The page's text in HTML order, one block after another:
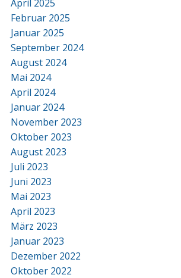
April 2025
Februar 2025
Januar 2025
September 2024
August 2024
Mai 2024
April 2024
Januar 2024
November 2023
Oktober 2023
August 2023
Juli 2023
Juni 2023
Mai 2023
April 2023
März 2023
Januar 2023
Dezember 2022
Oktober 2022